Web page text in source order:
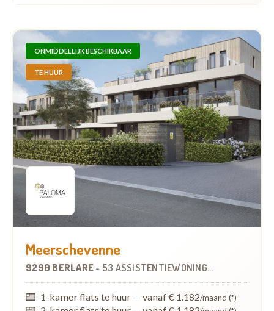
ONMIDDELLIJK BESCHIKBAAR
TE HUUR
Meerschevenne
9290 BERLARE - 53 ASSISTENTIEWONINGEN
1-kamer flats te huur — vanaf € 1.182/maand (*)